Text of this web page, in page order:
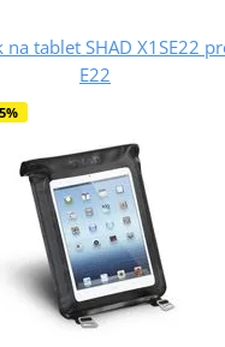
na tablet SHAD X1SE22
E22